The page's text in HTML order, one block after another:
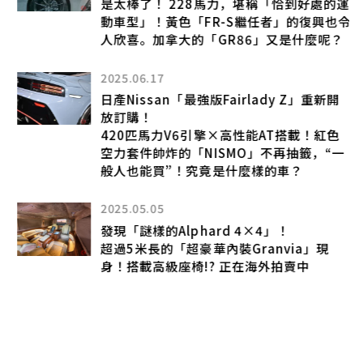
是太棒了！ 228馬力，堪稱「恰到好處的運
動車型」！黃色「FR-S繼任者」的復興也令
人欣喜。加拿大的「GR86」又是什麼呢？
2025.06.17
日產Nissan「最強版Fairlady Z」重新開
放訂購！
420匹馬力V6引擎×高性能AT搭載！紅色
空力套件帥炸的「NISMO」不再抽籤，“一
般人也能買”！究竟是什麼樣的車？
2025.05.05
發現「謎樣的Alphard 4×4」！
超過5米長的「超豪華內裝Granvia」現
身！搭載高級座椅!? 正在海外拍賣中